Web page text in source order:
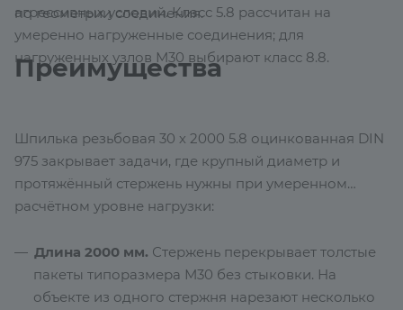
по геометрии соединения.
агрессивных условий. Класс 5.8 рассчитан на
умеренно нагруженные соединения; для
нагруженных узлов М30 выбирают класс 8.8.
Преимущества
Шпилька резьбовая 30 х 2000 5.8 оцинкованная DIN
975 закрывает задачи, где крупный диаметр и
протяжённый стержень нужны при умеренном
расчётном уровне нагрузки:
Длина 2000 мм. Стержень перекрывает толстые
пакеты типоразмера М30 без стыковки. На
объекте из одного стержня нарезают несколько